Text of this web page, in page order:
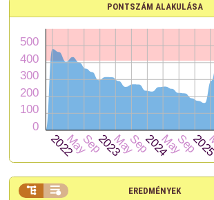
PONTSZÁM ALAKULÁSA
EREDMÉNYEK
 